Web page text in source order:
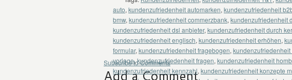
auto, kundenzufriedenheit automarken, kundenzufriedenheit
bmw, kundenzufriedenheit commerzbank, kundenzufriedenheit
kundenzufriedenheit dsl anbieter, kundenzufriedenheit durch
kundenzufriedenheit englisch, kundenzufriedenheit erhöhen,
formular, kundenzufriedenheit fragebogen,
vorlage,kundenzufriedenheit fragen, kundenzufriedenheit
kundenzufriedenheit kennzahl, kundenzufriedenheit konzepte
Subscribe to Comments
Add a Comment